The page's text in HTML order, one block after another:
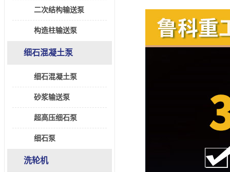
二次结构输送泵
构造柱输送泵
细石混凝土泵
细石混凝土泵
砂浆输送泵
超高压细石泵
细石泵
洗轮机